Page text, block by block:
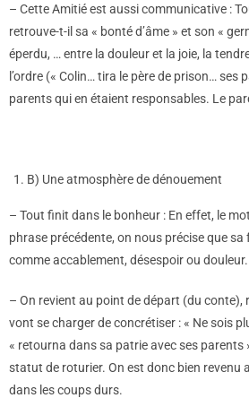
– Cette Amitié est aussi communicative :
retrouve-t-il sa « bonté d’âme » et son «
éperdu, … entre la douleur et la joie, la
l’ordre (« Colin… tira le père de prison…
parents qui en étaient responsables. Le
B) Une atmosphère de dénouement
– Tout finit dans le bonheur : En effet, le
phrase précédente, on nous précise que
comme accablement, désespoir ou
– On revient au point de départ (du conte),
vont se charger de concrétiser : « Ne sois
« retourna dans sa patrie avec ses parents
statut de roturier. On est donc bien revenu
dans les coups durs.